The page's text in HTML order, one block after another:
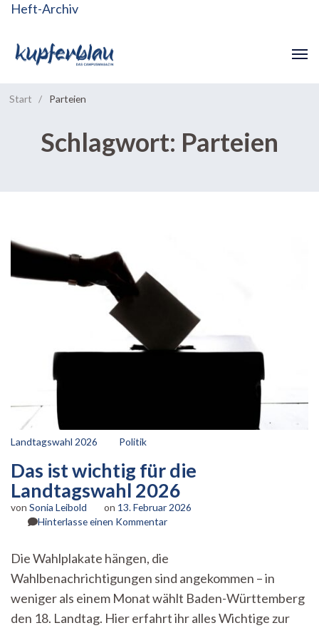
Heft-Archiv
Start / Parteien
Schlagwort: Parteien
Landtagswahl 2026 Politik
Das ist wichtig für die
Landtagswahl 2026
von Sonia Leibold on 13. Februar 2026
Hinterlasse einen Kommentarzu
wichtig
für
die
Landtagswahl
2026
Die Wahlplakate hängen, die
Wahlbenachrichtigungen sind angekommen – in
weniger als einem Monat wählt Baden-Württemberg
den 18. Landtag. Hier erfahrt ihr alles Wichtige zur